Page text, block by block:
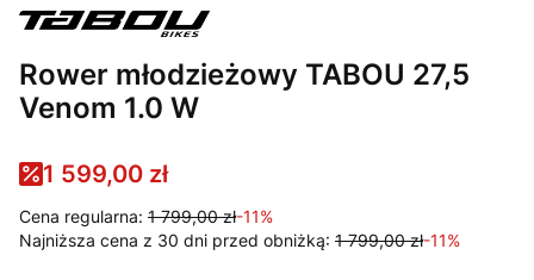
Rower młodzieżowy TABOU 27,5
Venom 1.0 W
1 599,00 zł
Cena regularna: 1 799,00 zł-11%
Najniższa cena z 30 dni przed obniżką: 1 799,00 zł-11%